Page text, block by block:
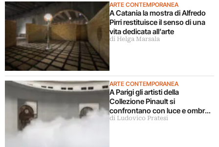
ARTE CONTEMPORANEA
A Catania la mostra di Alfredo
Pirri restituisce il senso di una
vita dedicata all’arte
di Helga Marsala
ARTE CONTEMPORANEA
A Parigi gli artisti della
Collezione Pinault si
confrontano con luce e ombra
in una grande mostra
di Ludovico Pratesi